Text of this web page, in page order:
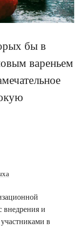
бы в
вареньем
внедрения и
в